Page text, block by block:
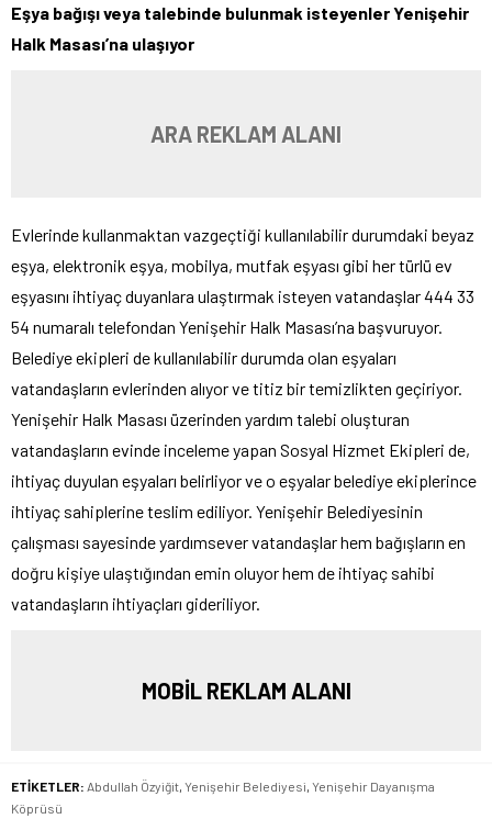
Eşya bağışı veya talebinde bulunmak isteyenler Yenişehir
Halk Masası’na ulaşıyor
ARA REKLAM ALANI
Evlerinde kullanmaktan vazgeçtiği kullanılabilir durumdaki beyaz
eşya, elektronik eşya, mobilya, mutfak eşyası gibi her türlü ev
eşyasını ihtiyaç duyanlara ulaştırmak isteyen vatandaşlar 444 33
54 numaralı telefondan Yenişehir Halk Masası’na başvuruyor.
Belediye ekipleri de kullanılabilir durumda olan eşyaları
vatandaşların evlerinden alıyor ve titiz bir temizlikten geçiriyor.
Yenişehir Halk Masası üzerinden yardım talebi oluşturan
vatandaşların evinde inceleme yapan Sosyal Hizmet Ekipleri de,
ihtiyaç duyulan eşyaları belirliyor ve o eşyalar belediye ekiplerince
ihtiyaç sahiplerine teslim ediliyor. Yenişehir Belediyesinin
çalışması sayesinde yardımsever vatandaşlar hem bağışların en
doğru kişiye ulaştığından emin oluyor hem de ihtiyaç sahibi
vatandaşların ihtiyaçları gideriliyor.
MOBİL REKLAM ALANI
ETİKETLER: Abdullah Özyiğit Yenişehir Belediyesi Yenişehir Dayanışma
Köprüsü